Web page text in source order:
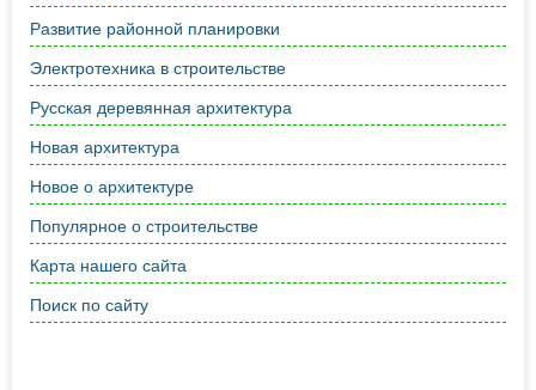
Развитие районной планировки
Электротехника в строительстве
Русская деревянная архитектура
Новая архитектура
Новое о архитектуре
Популярное о строительстве
Карта нашего сайта
Поиск по сайту